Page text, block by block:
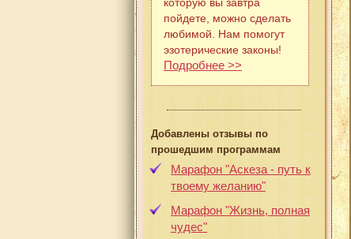
пойдете, можно сделать
любимой. Нам помогут
эзотерические законы!
Подробнее >>
Добавлены отзывы по
прошедшим программам
Марафон "Аскеза - путь к
твоему желанию"
Марафон "Жизнь, полная
чудес"